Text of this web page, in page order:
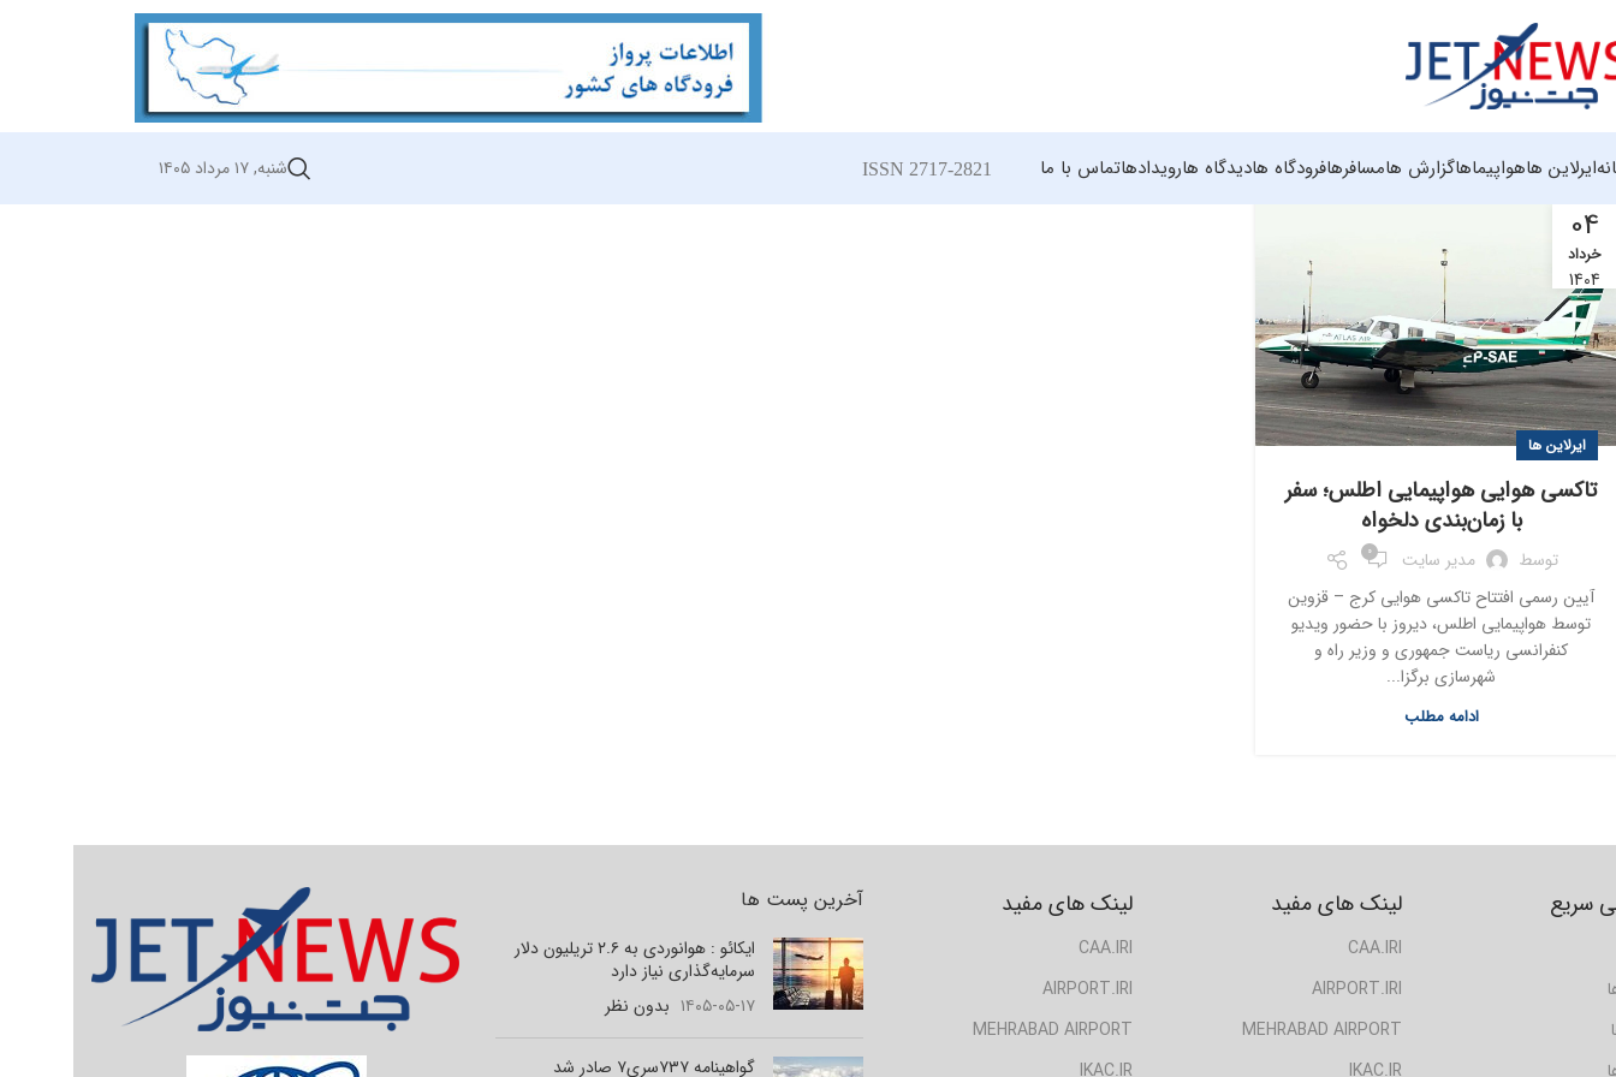
ایرلاین هاهواپیماهاگزارش هامسافرهافرودگاه هادیدگاه هارویدادهاتماس با ما ISSN 2717-2821 شنبه, ۱۷ مرداد ۱۴۰۵
04
خرداد
1404
ایرلاین ها
تاکسی هوایی هواپیمایی اطلس؛ سفر
با زمان‌بندی دلخواه
توسط مدیر سایت 0
آیین رسمی افتتاح تاکسی هوایی کرج – قزوین
توسط هواپیمایی اطلس، دیروز با حضور ویدیو
کنفرانسی ریاست جمهوری و وزیر راه و
شهرسازی برگزا...
ادامه مطلب
آخرین پست ها
ایکائو : هوانوردی به ۲.۶ تریلیون دلار
سرمایه‌گذاری نیاز دارد
۱۴۰۵-۰۵-۱۷ بدون نظر
گواهینامه ۷۳۷سری۷ صادر شد
لینک های مفید
CAA.IRI
AIRPORT.IRI
MEHRABAD AIRPORT
IKAC.IR
لینک های مفید
CAA.IRI
AIRPORT.IRI
MEHRABAD AIRPORT
IKAC.IR
سریع